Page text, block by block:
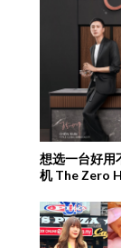
想选一台好用
机 The Zero